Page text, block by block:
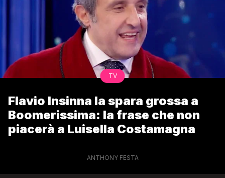
TV
Flavio Insinna la spara grossa a
Boomerissima: la frase che non
piacerà a Luisella Costamagna
ANTHONY FESTA